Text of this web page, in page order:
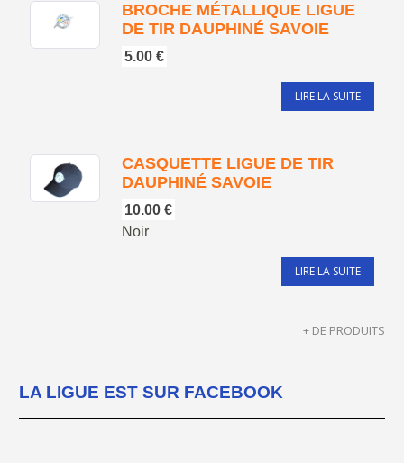
BROCHE MÉTALLIQUE LIGUE
DE TIR DAUPHINÉ SAVOIE
5.00 €
LIRE LA SUITE
CASQUETTE LIGUE DE TIR
DAUPHINÉ SAVOIE
10.00 €
Noir
LIRE LA SUITE
+ DE PRODUITS
LA LIGUE EST SUR FACEBOOK